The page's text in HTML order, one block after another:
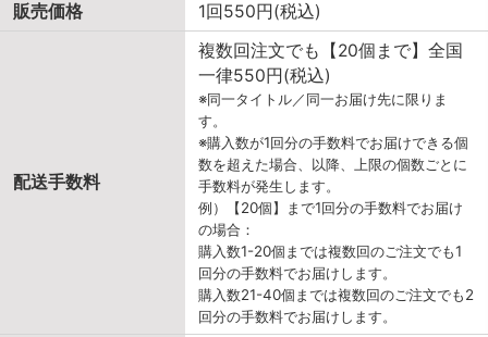
販売価格
1回550円(税込)
配送手数料
複数回注文でも【20個まで】全国
一律550円(税込)
※同一タイトル／同一お届け先に限りま
す。
※購入数が1回分の手数料でお届けできる個
数を超えた場合、以降、上限の個数ごとに
手数料が発生します。
例）【20個】まで1回分の手数料でお届け
の場合：
購入数1-20個までは複数回のご注文でも1
回分の手数料でお届けします。
購入数21-40個までは複数回のご注文でも2
回分の手数料でお届けします。